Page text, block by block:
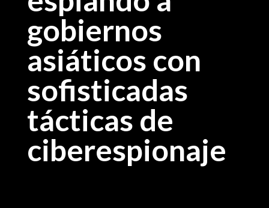
gobiernos
asiáticos con
sofisticadas
tácticas de
ciberespionaje